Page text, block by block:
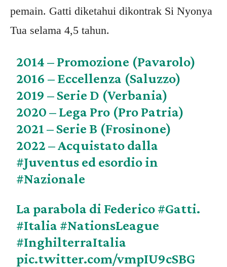
pemain. Gatti diketahui dikontrak Si Nyonya
Tua selama 4,5 tahun.
2014 – Promozione (Pavarolo)
2016 – Eccellenza (Saluzzo)
2019 – Serie D (Verbania)
2020 – Lega Pro (Pro Patria)
2021 – Serie B (Frosinone)
2022 – Acquistato dalla
#Juventused esordio in
#Nazionale
La parabola di Federico#Gatti.
#Italia #NationsLeague
#InghilterraItalia
pic.twitter.com/vmpIU9cSBG